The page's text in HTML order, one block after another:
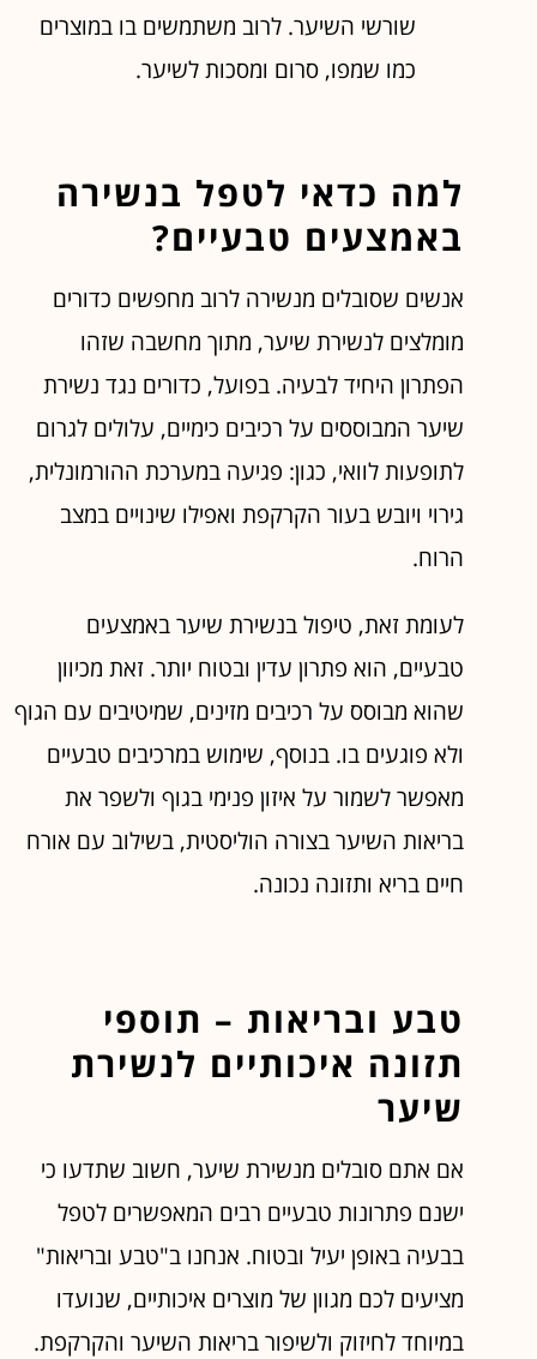
שורשי השיער. לרוב משתמשים בו במוצרים
כמו שמפו, סרום ומסכות לשיער.
למה כדאי לטפל בנשירה
באמצעים טבעיים?
אנשים שסובלים מנשירה לרוב מחפשים כדורים
מומלצים לנשירת שיער, מתוך מחשבה שזהו
הפתרון היחיד לבעיה. בפועל, כדורים נגד נשירת
שיער המבוססים על רכיבים כימיים, עלולים לגרום
לתופעות לוואי, כגון: פגיעה במערכת ההורמונלית,
גירוי ויובש בעור הקרקפת ואפילו שינויים במצב
הרוח.
לעומת זאת, טיפול בנשירת שיער באמצעים
טבעיים, הוא פתרון עדין ובטוח יותר. זאת מכיוון
שהוא מבוסס על רכיבים מזינים, שמיטיבים עם הגוף
ולא פוגעים בו. בנוסף, שימוש במרכיבים טבעיים
מאפשר לשמור על איזון פנימי בגוף ולשפר את
בריאות השיער בצורה הוליסטית, בשילוב עם אורח
חיים בריא ותזונה נכונה.
טבע ובריאות – תוספי
תזונה איכותיים לנשירת
שיער
אם אתם סובלים מנשירת שיער, חשוב שתדעו כי
ישנם פתרונות טבעיים רבים המאפשרים לטפל
בבעיה באופן יעיל ובטוח. אנחנו ב"טבע ובריאות"
מציעים לכם מגוון של מוצרים איכותיים, שנועדו
במיוחד לחיזוק ולשיפור בריאות השיער והקרקפת.